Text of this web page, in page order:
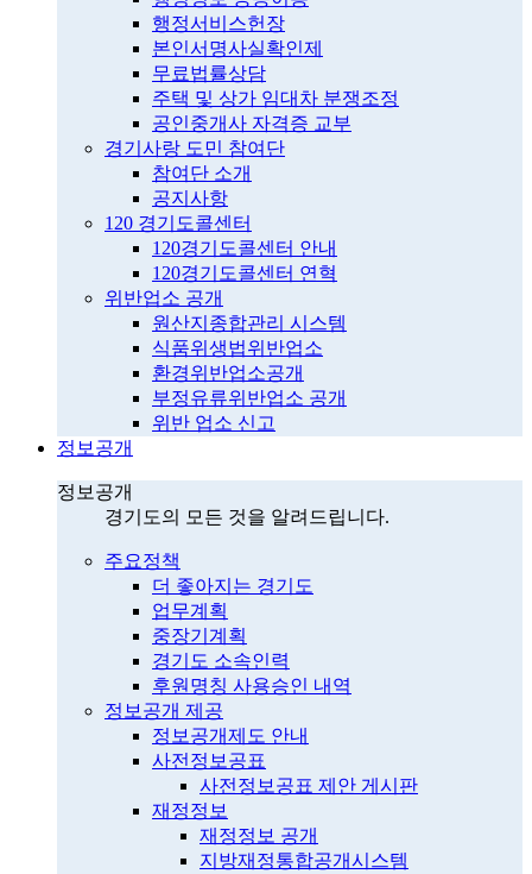
행정서비스헌장
본인서명사실확인제
무료법률상담
주택 및 상가 임대차 분쟁조정
공인중개사 자격증 교부
경기사랑 도민 참여단
참여단 소개
공지사항
120 경기도콜센터
120경기도콜센터 안내
120경기도콜센터 연혁
위반업소 공개
원산지종합관리 시스템
식품위생법위반업소
환경위반업소공개
부정유류위반업소 공개
위반 업소 신고
정보공개
정보공개
경기도의 모든 것을 알려드립니다.
주요정책
더 좋아지는 경기도
업무계획
중장기계획
경기도 소속인력
후원명칭 사용승인 내역
정보공개 제공
정보공개제도 안내
사전정보공표
사전정보공표 제안 게시판
재정정보
재정정보 공개
지방재정통합공개시스템